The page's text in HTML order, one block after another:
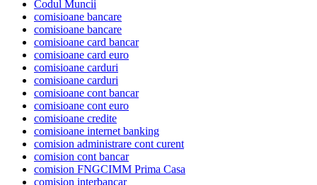
Codul Muncii
comisioane bancare
comisioane bancare
comisioane card bancar
comisioane card euro
comisioane carduri
comisioane carduri
comisioane cont bancar
comisioane cont euro
comisioane credite
comisioane internet banking
comision administrare cont curent
comision cont bancar
comision FNGCIMM Prima Casa
comision interbancar